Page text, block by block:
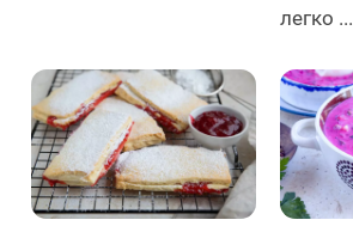
легко ...